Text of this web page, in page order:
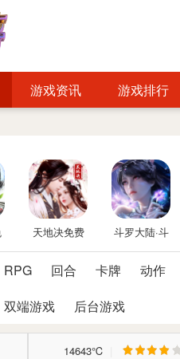
游戏资讯 游戏排行
天地决免费
后台
斗罗大陆·斗
神再临-免费
后台版
RPG 回合 卡牌 动作
双端游戏 后台游戏
14643℃